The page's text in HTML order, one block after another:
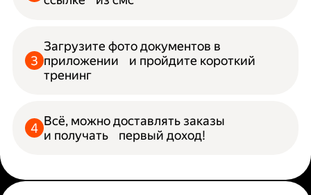
Загрузите фото документов в
приложении и пройдите короткий
тренинг
Всё, можно доставлять заказы
и получать первый доход!